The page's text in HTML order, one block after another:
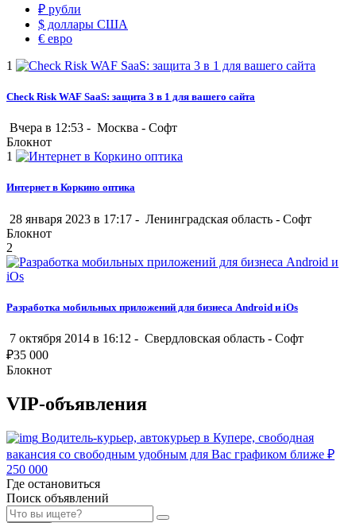
₽ рубли
$ доллары США
€ евро
1
Check Risk WAF SaaS: защита 3 в 1 для вашего сайта
Вчера в 12:53 - Москва - Софт
Блокнот
1
Интернет в Коркино оптика
28 января 2023 в 17:17 - Ленинградская область - Софт
Блокнот
2
Разработка мобильных приложений для бизнеса Android и iOs
7 октября 2014 в 16:12 - Свердловская область - Софт
₽35 000
Блокнот
VIP-объявления
Водитель-курьер, автокурьер в Купере, свободная
вакансия со свободным удобным для Вас графиком ближе ₽
250 000
Где остановиться
Поиск объявлений